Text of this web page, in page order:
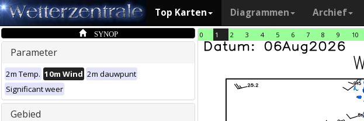
Top Karten Diagrammen Archief
SYNOP
Parameter
2m Temp. 10m Wind 2m dauwpunt
Significant weer
Gebied
0 1 2 3 4 5 6 7 8 9 10